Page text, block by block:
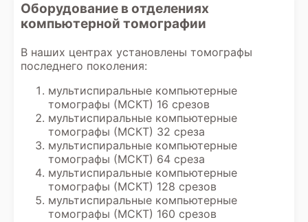
Оборудование в отделениях
компьютерной томографии
В наших центрах установлены томографы
последнего поколения:
мультиспиральные компьютерные
томографы (МСКТ) 16 срезов
мультиспиральные компьютерные
томографы (МСКТ) 32 среза
мультиспиральные компьютерные
томографы (МСКТ) 64 среза
мультиспиральные компьютерные
томографы (МСКТ) 128 срезов
мультиспиральные компьютерные
томографы (МСКТ) 160 срезов